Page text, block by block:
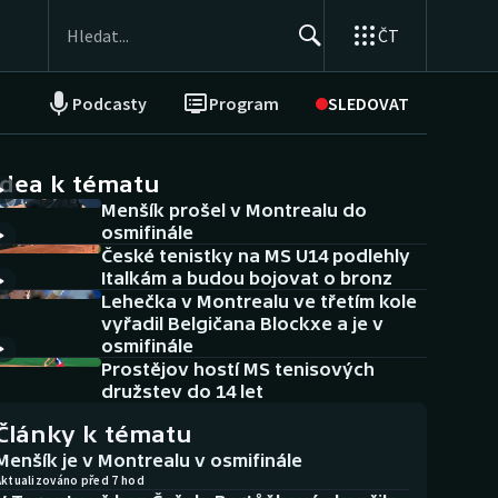
ČT
Podcasty Program SLEDOVAT
NEPŘEHLÉDNĚTE
Historické návraty
Aplikace ČT sport
AZ kvíz
k tématu
Menšík prošel v Montrealu do
osmifinále
České tenistky na MS U14 podlehly
Italkám a budou bojovat o bronz
Lehečka v Montrealu ve třetím kole
vyřadil Belgičana Blockxe a je v
osmifinále
Prostějov hostí MS tenisových
družstev do 14 let
k tématu
je v Montrealu v osmifinále
před 7 hod